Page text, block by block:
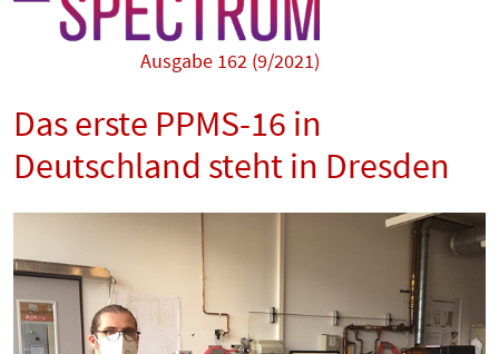
Ausgabe 162 (9/2021)
Das erste PPMS-16 in
Deutschland steht in Dresden